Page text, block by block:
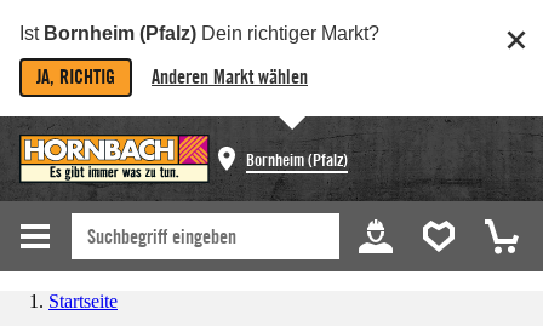
Ist Bornheim (Pfalz) Dein richtiger Markt?
JA, RICHTIG Anderen Markt wählen
Bornheim (Pfalz)
Startseite